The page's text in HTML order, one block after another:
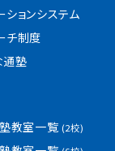
ョンシステム
チ制度
通塾
教室一覧 (2校)